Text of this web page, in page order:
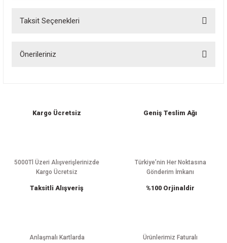
Taksit Seçenekleri
Önerileriniz
Ürün bilgilerinde hatalar bulunuyor.
Ürün fiyatı diğer sitelerden daha pahalı.
Bu ürüne benzer farklı alternatifler olmalı.
Kargo Ücretsiz
5000Tl Üzeri Alışverişlerinizde
Kargo Ücretsiz
Geniş Teslim Ağı
Türkiye’nin Her Noktasına
Gönderim İmkanı
Taksitli Alışveriş
Anlaşmalı Kartlarda
%100 Orjinaldir
Ürünlerimiz Faturalı